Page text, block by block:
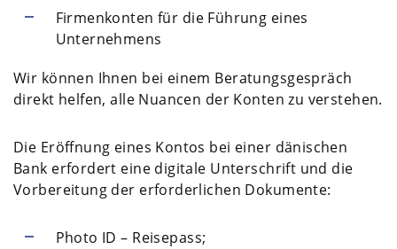
Firmenkonten für die Führung eines
Unternehmens
Wir können Ihnen bei einem Beratungsgespräch
direkt helfen, alle Nuancen der Konten zu verstehen.
Die Eröffnung eines Kontos bei einer dänischen
Bank erfordert eine digitale Unterschrift und die
Vorbereitung der erforderlichen Dokumente:
Photo ID – Reisepass;